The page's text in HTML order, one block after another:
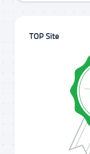
TOP Site